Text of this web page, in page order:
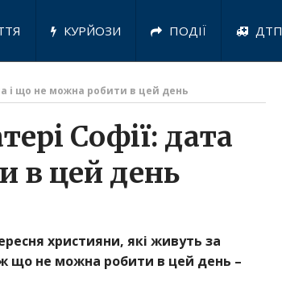
КУРЙОЗИ ПОДІЇ ДТП
і що не можна робити в цей день
Софії: дата
в цей день
християни, які живуть за
що не можна робити в цей день –